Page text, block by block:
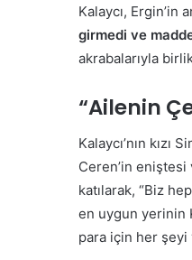
Kalaycı, Ergin’in
girmedi ve
akrabalarıyla
“Ailenin
Kalaycı’nın
Ceren’in eniştesi
katılarak, “Biz
en uygun yerinin
para için her